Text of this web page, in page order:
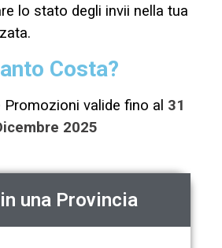
lo stato degli invii nella tua
Costa?
valide fino al 31
2025
una Provincia